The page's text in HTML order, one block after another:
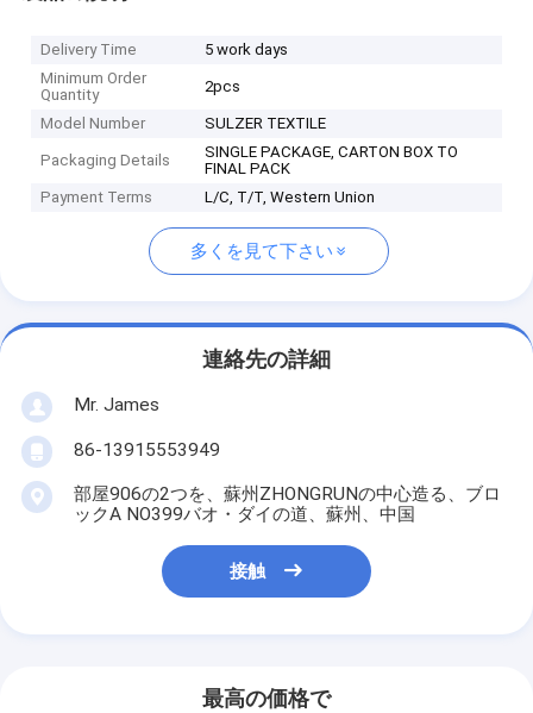
Delivery Time
5 work days
Minimum Order
Quantity
2pcs
Model Number SULZER TEXTILE
Packaging Details
SINGLE PACKAGE, CARTON BOX TO
FINAL PACK
Payment Terms
L/C, T/T, Western Union
多くを見て下さい
連絡先の詳細
Mr. James
86-13915553949
部屋906の2つを、蘇州ZHONGRUNの中心造る、ブロ
ックA NO399バオ・ダイの道、蘇州、中国
接触
最高の価格で